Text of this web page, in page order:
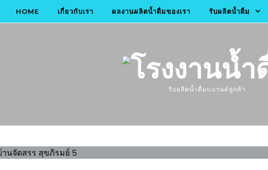
HOME เกี่ยวกับเรา ผลงานผลิตน้ำดื่มของเรา รับผลิตน้ำดื่ม
รับผลิตน้ำดื่มแบรนด์ลูกค้า